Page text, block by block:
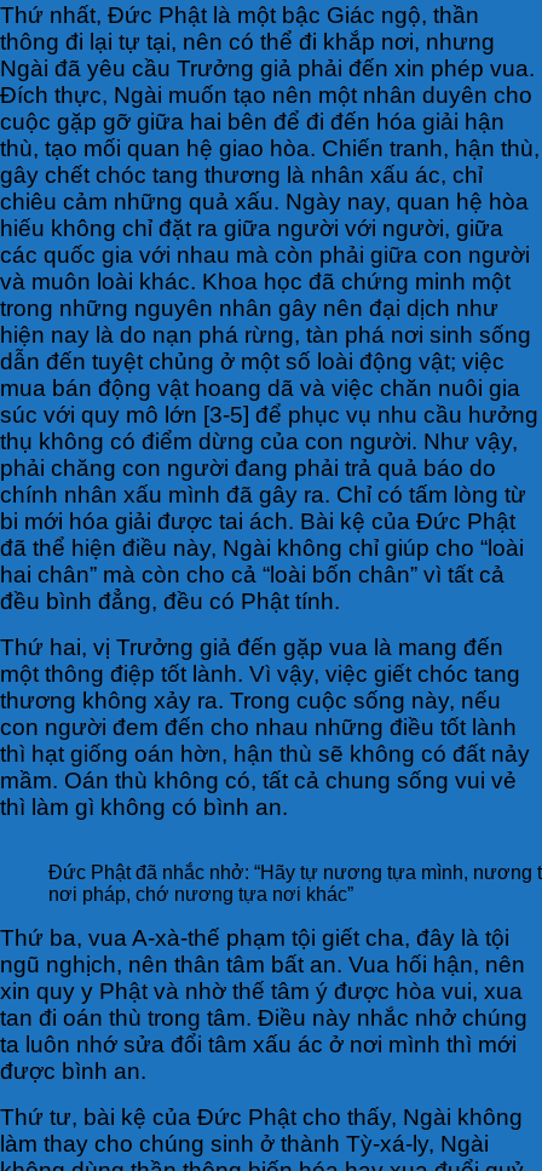
Thứ nhất, Đức Phật là một bậc Giác ngộ, thần
thông đi lại tự tại, nên có thể đi khắp nơi, nhưng
Ngài đã yêu cầu Trưởng giả phải đến xin phép vua.
Đích thực, Ngài muốn tạo nên một nhân duyên cho
cuộc gặp gỡ giữa hai bên để đi đến hóa giải hận
thù, tạo mối quan hệ giao hòa. Chiến tranh, hận thù,
gây chết chóc tang thương là nhân xấu ác, chỉ
chiêu cảm những quả xấu. Ngày nay, quan hệ hòa
hiếu không chỉ đặt ra giữa người với người, giữa
các quốc gia với nhau mà còn phải giữa con người
và muôn loài khác. Khoa học đã chứng minh một
trong những nguyên nhân gây nên đại dịch như
hiện nay là do nạn phá rừng, tàn phá nơi sinh sống
dẫn đến tuyệt chủng ở một số loài động vật; việc
mua bán động vật hoang dã và việc chăn nuôi gia
súc với quy mô lớn [3-5] để phục vụ nhu cầu hưởng
thụ không có điểm dừng của con người. Như vậy,
phải chăng con người đang phải trả quả báo do
chính nhân xấu mình đã gây ra. Chỉ có tấm lòng từ
bi mới hóa giải được tai ách. Bài kệ của Đức Phật
đã thể hiện điều này, Ngài không chỉ giúp cho “loài
hai chân” mà còn cho cả “loài bốn chân” vì tất cả
đều bình đẳng, đều có Phật tính.
Thứ hai, vị Trưởng giả đến gặp vua là mang đến
một thông điệp tốt lành. Vì vậy, việc giết chóc tang
thương không xảy ra. Trong cuộc sống này, nếu
con người đem đến cho nhau những điều tốt lành
thì hạt giống oán hờn, hận thù sẽ không có đất nảy
mầm. Oán thù không có, tất cả chung sống vui vẻ
thì làm gì không có bình an.
Đức Phật đã nhắc nhở: “Hãy tự nương tựa mình, nương
nơi pháp, chớ nương tựa nơi khác”
Thứ ba, vua A-xà-thế phạm tội giết cha, đây là tội
ngũ nghịch, nên thân tâm bất an. Vua hối hận, nên
xin quy y Phật và nhờ thế tâm ý được hòa vui, xua
tan đi oán thù trong tâm. Điều này nhắc nhở chúng
ta luôn nhớ sửa đổi tâm xấu ác ở nơi mình thì mới
được bình an.
Thứ tư, bài kệ của Đức Phật cho thấy, Ngài không
làm thay cho chúng sinh ở thành Tỳ-xá-ly, Ngài